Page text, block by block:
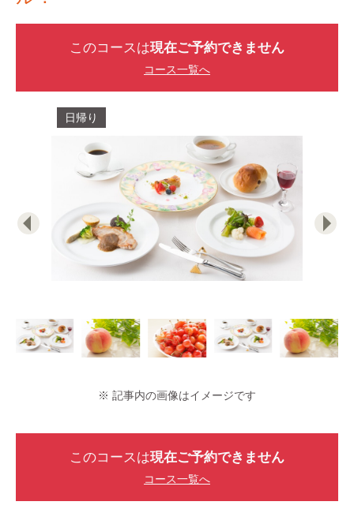
このコースは現在ご予約できません
コース一覧へ
日帰り
※ 記事内の画像はイメージです
このコースは現在ご予約できません
コース一覧へ